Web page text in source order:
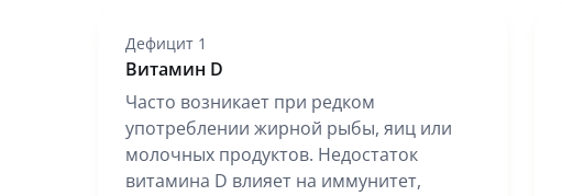
Дефицит 1
Витамин D
Часто возникает при редком
употреблении жирной рыбы, яиц или
молочных продуктов. Недостаток
витамина D влияет на иммунитет,